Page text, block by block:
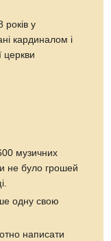
років у
кардиналом і
церкви
музичних
не було грошей
одну свою
написати